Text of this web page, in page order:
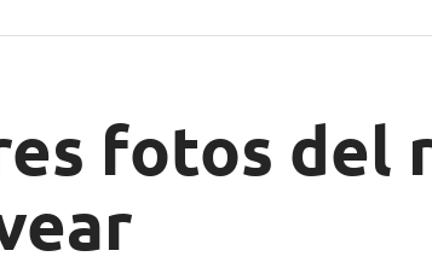
fotos del